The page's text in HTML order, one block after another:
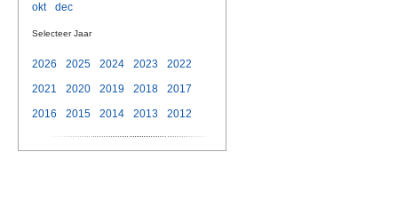
okt
dec
Selecteer Jaar
2026 2025 2024 2023
2022
2021
2020 2019 2018
2017
2016
2015 2014 2013 2012